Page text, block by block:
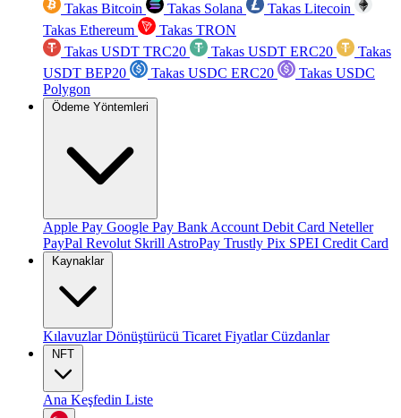
Takas Bitcoin Takas Solana
Takas Litecoin
Takas Ethereum
Takas TRON
Takas USDT TRC20
Takas USDT ERC20
Takas
USDT BEP20
Takas USDC ERC20
Takas USDC
Polygon
Ödeme Yöntemleri
Apple Pay Google Pay Bank Account Debit Card Neteller
PayPal Revolut Skrill AstroPay Trustly Pix SPEI Credit Card
Kaynaklar
KılavuzlarDönüştürücü Ticaret FiyatlarCüzdanlar
NFT
Ana Keşfedin Liste